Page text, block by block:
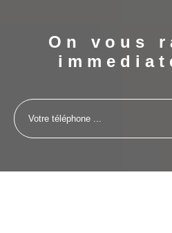
On vous